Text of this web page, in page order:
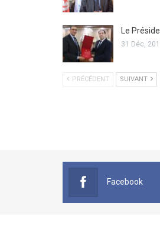
Le
31 Déc,
PRÉCÉDENT SUIVANT
Facebook